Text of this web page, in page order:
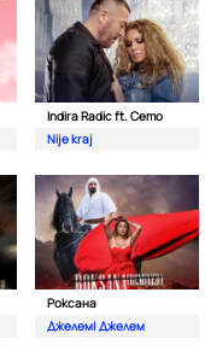
Indira Radic ft. Cemo
Nije kraj
Роксана
Джелем| Джелем